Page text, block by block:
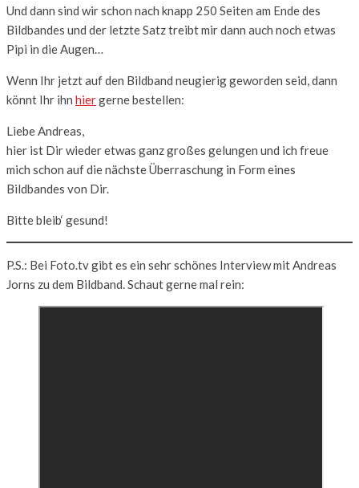
Und dann sind wir schon nach knapp 250 Seiten am Ende des
Bildbandes und der letzte Satz treibt mir dann auch noch etwas
Pipi in die Augen…
Wenn Ihr jetzt auf den Bildband neugierig geworden seid, dann
könnt Ihr ihn hiergerne bestellen:
Liebe Andreas,
hier ist Dir wieder etwas ganz großes gelungen und ich freue
mich schon auf die nächste Überraschung in Form eines
Bildbandes von Dir.
Bitte bleib‘ gesund!
P.S.: Bei Foto.tv gibt es ein sehr schönes Interview mit Andreas
Jorns zu dem Bildband. Schaut gerne mal rein: